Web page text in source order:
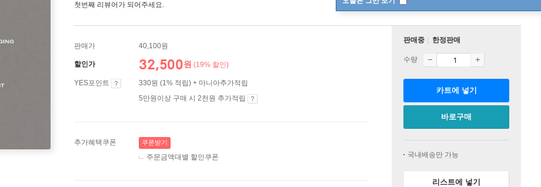
첫번째 리뷰어가 되어주세요.
판매가 40,100원
할인가 32,500원 (19% 할인)
YES포인트
330원 (1% 적립) + 마니아추가적립
5만원이상 구매 시 2천원 추가적립
추가혜택쿠폰 쿠폰받기
주문금액대별 할인쿠폰
판매중 한정판매
수량
카트에 넣기
바로구매
국내배송만 가능
리스트에 넣기